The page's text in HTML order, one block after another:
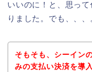
いいのに！と、思っ
りました。でも、、、
そもそも、シーイン
みの支払い決済を導